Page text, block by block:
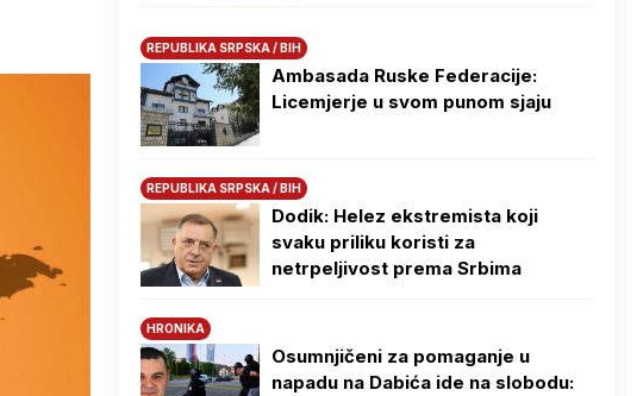
REPUBLIKA SRPSKA / BIH
Ambasada Ruske Federacije:
Licemjerje u svom punom sjaju
REPUBLIKA SRPSKA / BIH
Dodik: Helez ekstremista koji
svaku priliku koristi za
netrpeljivost prema Srbima
HRONIKA
Osumnjičeni za pomaganje u
napadu na Dabića ide na slobodu: